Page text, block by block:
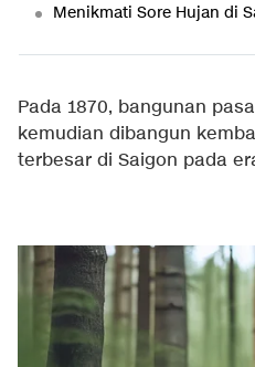
Menikmati Sore Hujan di
Pada 1870, bangunan
kemudian dibangun
terbesar di Saigon pada